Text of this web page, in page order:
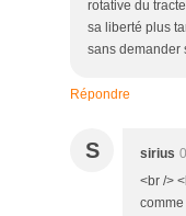
rotative du
sa liberté plus
sans demander
Répondre
S sirius
<br />